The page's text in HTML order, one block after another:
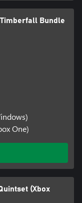
Bundle
One)
(Xbox